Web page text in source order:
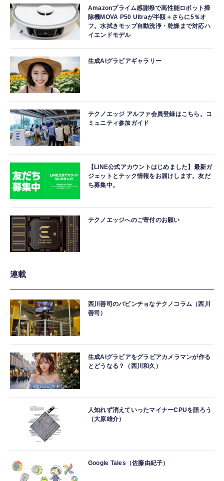
Amazonプライム感謝祭で高性能ロボット掃
除機MOVA P50 Ultraが半額＋さらに5％オ
フ。水拭きモップ自動洗浄・乾燥まで対応ハ
イエンドモデル
生成AIグラビアギャラリー
テクノエッジ アルファ会員登録はこちら。コ
ミュニティ参加ガイド
【LINE公式アカウントはじめました】最新ガ
ジェットとテック情報をお届けします。友だ
ち募集中。
テクノエッジへのご寄付のお願い
連載
西川善司のバビンチョなテクノコラム（西川
善司）
生成AIグラビアをグラビアカメラマンが作る
とどうなる？（西川和久）
人知れず消えていったマイナーCPUを語ろう
（大原雄介）
Google Tales（佐藤由紀子）